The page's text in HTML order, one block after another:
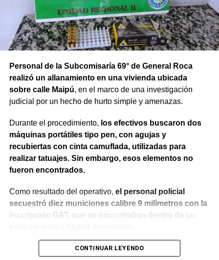
Personal de la Subcomisaría 69° de General Roca
realizó un allanamiento en una vivienda ubicada
sobre calle Maipú, en el marco de una investigación
judicial por un hecho de hurto simple y amenazas.
Durante el procedimiento, los efectivos buscaron dos
máquinas portátiles tipo pen, con agujas y
recubiertas con cinta camuflada, utilizadas para
realizar tatuajes. Sin embargo, esos elementos no
fueron encontrados.
Como resultado del operativo, el personal policial
secuestró diez municiones calibre 9 milímetros con la
inscripción GAT, que se encontraban dentro de un
Tras el hallazgo, se dio intervención a la Fiscalía N° 6,
CONTINUAR LEYENDO